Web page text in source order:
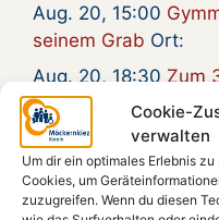
Cookie-
verwalten
Um dir ein optimales Erlebnis
Cookies, um
zuzugreifen. Wenn du diesen
Aug. 20, 15:00
seinem Grab Ort:
Aug. 20, 18:30Zum
Reiser – Gymmick
Kiezplatz
Aug. 22, 18:00
GleisdreieckparkOrt: